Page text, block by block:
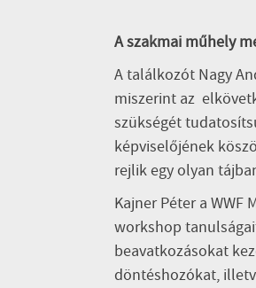
A szakmai műhely
A találkozót Nagy
miszerint az
szükségét
képviselőjének
rejlik egy olyan
Kajner Péter a
workshop
beavatkozásokat
döntéshozókat,